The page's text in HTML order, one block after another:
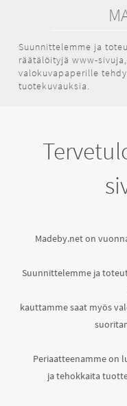
Suunnittelemme ja
räätälöityjä www-
valokuvapaperille
tuotekuvauksia.
Madeby.net on
Suunnittelemme ja
kauttamme saat myös
Periaatteenamme on
ja tehokkaita